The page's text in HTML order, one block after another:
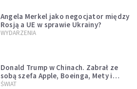
Angela Merkel jako negocjator między
Rosją a UE w sprawie Ukrainy?
WYDARZENIA
Donald Trump w Chinach. Zabrał ze
sobą szefa Apple, Boeinga, Mety i
Muska
ŚWIAT